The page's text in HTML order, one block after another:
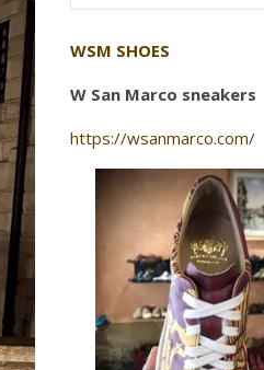
WSM SHOES
W San Marco sneakers
https://wsanmarco.com/